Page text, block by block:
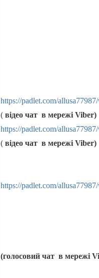
https://padlet.com/
( відео чат в мережі Viber)
https://padlet.com/
( відео чат в мережі Viber)
https://padlet.com/
(голосовий чат в мережі